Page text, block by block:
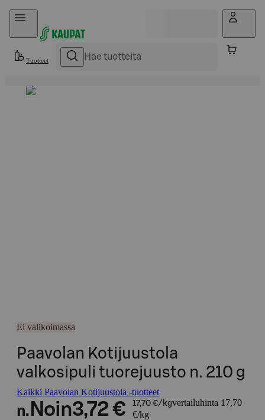
Hyppää sisältöön
Tuotteet
Ei valikoimassa
Paavolan Kotijuustola
valkosipuli tuorejuusto n. 210 g
Kaikki Paavolan Kotijuustola -tuotteet
n. Noin3,72 € 17,70 €/kgvertailuhinta 17,70
€/kg